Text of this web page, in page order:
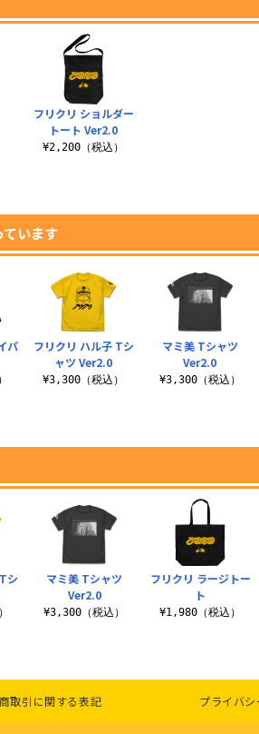
フリクリ ショルダー
トート Ver2.0
¥2,200（税込）
います
フリクリ ハル子 Tシ
ャツ Ver2.0
¥3,300（税込）
マミ美 Tシャツ
Ver2.0
¥3,300（税込）
パ
マミ美 Tシャツ
Ver2.0
¥3,300（税込）
フリクリ ラージトー
ト
¥1,980（税込）
シ
取引に関する表記 プライバ